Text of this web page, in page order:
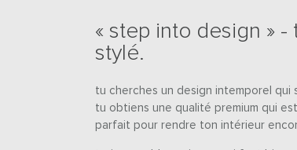
« step into design »
stylé.
tu cherches un design intemporel
tu obtiens une qualité premium qui
parfait pour rendre ton intérieur